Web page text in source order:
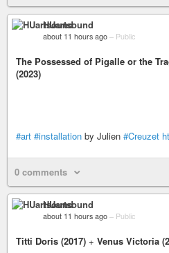
HUartsound
about 11 hours ago – Public
The Possessed of Pigalle or the
(2023)
#art #installation by Julien #Creuzet
0 comments
HUartsound
about 11 hours ago – Public
Titti Doris (2017) + Venus Victoria